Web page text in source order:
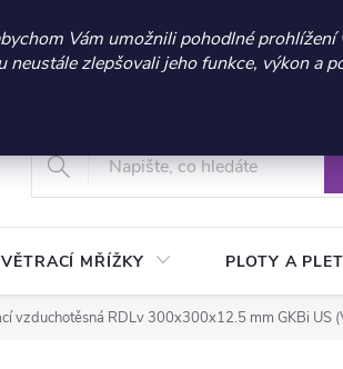
sleva 300 Kč při nákupu nad 3.000 Kč |
Vám umožnili pohodlné prohlížení
neustále zlepšovali jeho funkce, výkon a
+420 604 269 200
Vrácení a reklamace zboží Podmínky ochrany
VĚTRACÍ MŘÍŽKY PLOTY A
vzduchotěsná RDLv 300x300x12.5 mm GKBi US